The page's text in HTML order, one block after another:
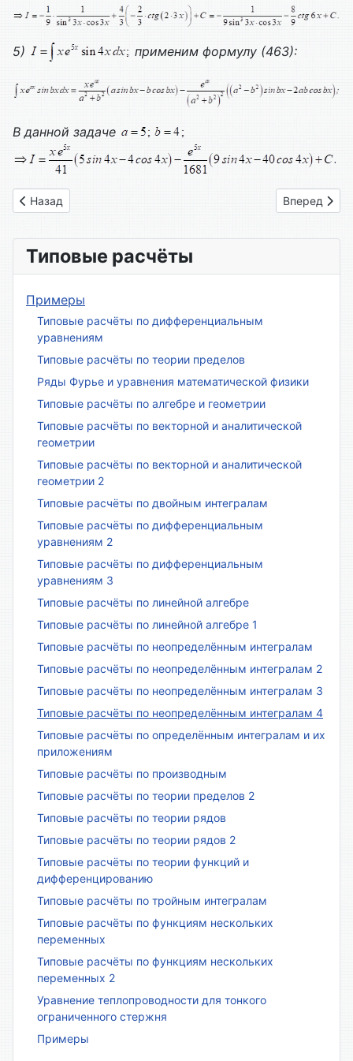
5) применим формулу (463):
В данной задаче
Предыдущий: Вариант № 04
Назад Вперед
Типовые расчёты
Примеры
Типовые расчёты по дифференциальным
уравнениям
Типовые расчёты по теории пределов
Ряды Фурье и уравнения математической физики
Типовые расчёты по алгебре и геометрии
Типовые расчёты по векторной и аналитической
геометрии
Типовые расчёты по векторной и аналитической
геометрии 2
Типовые расчёты по двойным интегралам
Типовые расчёты по дифференциальным
уравнениям 2
Типовые расчёты по дифференциальным
уравнениям 3
Типовые расчёты по линейной алгебре
Типовые расчёты по линейной алгебре 1
Типовые расчёты по неопределённым интегралам
Типовые расчёты по неопределённым интегралам 2
Типовые расчёты по неопределённым интегралам 3
Типовые расчёты по неопределённым интегралам 4
Типовые расчёты по определённым интегралам и их
приложениям
Типовые расчёты по производным
Типовые расчёты по теории пределов 2
Типовые расчёты по теории рядов
Типовые расчёты по теории рядов 2
Типовые расчёты по теории функций и
дифференцированию
Типовые расчёты по тройным интегралам
Типовые расчёты по функциям нескольких
переменных
Типовые расчёты по функциям нескольких
переменных 2
Уравнение теплопроводности для тонкого
ограниченного стержня
Примеры